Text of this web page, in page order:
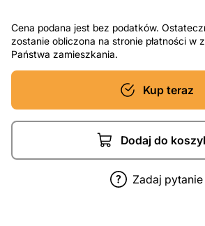
Cena podana jest bez podatków.
zostanie obliczona na stronie płatności w
Państwa zamieszkania.
Kup teraz
Dodaj do
Zadaj pytanie